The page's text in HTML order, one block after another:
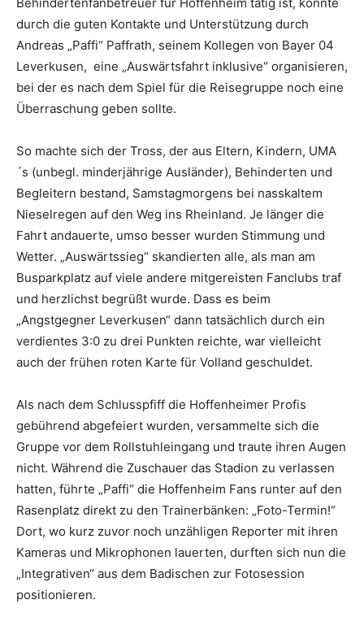
durch die guten Kontakte und Unterstützung durch
Andreas „Paffi“ Paffrath, seinem Kollegen von Bayer 04
Leverkusen, eine „Auswärtsfahrt inklusive“ organisieren,
bei der es nach dem Spiel für die Reisegruppe noch eine
Überraschung geben sollte.
So machte sich der Tross, der aus Eltern, Kindern, UMA
´s (unbegl. minderjährige Ausländer), Behinderten und
Begleitern bestand, Samstagmorgens bei nasskaltem
Nieselregen auf den Weg ins Rheinland. Je länger die
Fahrt andauerte, umso besser wurden Stimmung und
Wetter. „Auswärtssieg“ skandierten alle, als man am
Busparkplatz auf viele andere mitgereisten Fanclubs traf
und herzlichst begrüßt wurde. Dass es beim
„Angstgegner Leverkusen“ dann tatsächlich durch ein
verdientes 3:0 zu drei Punkten reichte, war vielleicht
auch der frühen roten Karte für Volland geschuldet.
Als nach dem Schlusspfiff die Hoffenheimer Profis
gebührend abgefeiert wurden, versammelte sich die
Gruppe vor dem Rollstuhleingang und traute ihren Augen
nicht. Während die Zuschauer das Stadion zu verlassen
hatten, führte „Paffi“ die Hoffenheim Fans runter auf den
Rasenplatz direkt zu den Trainerbänken: „Foto-Termin!“
Dort, wo kurz zuvor noch unzähligen Reporter mit ihren
Kameras und Mikrophonen lauerten, durften sich nun die
„Integrativen“ aus dem Badischen zur Fotosession
positionieren.